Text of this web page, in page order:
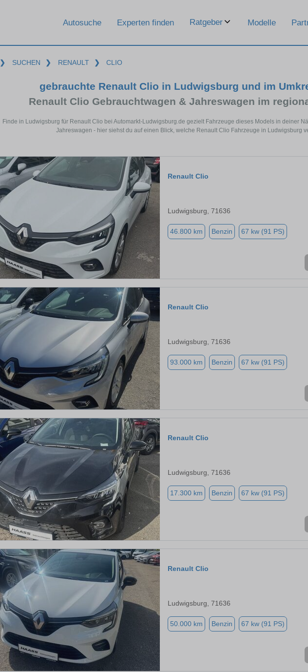
Autosuche Experten finden Ratgeber Modelle
❯ SUCHEN ❯ RENAULT ❯ CLIO
gebrauchte Renault Clio in Ludwigsburg und im
Renault Clio Gebrauchtwagen & Jahreswagen im
Finde in Ludwigsburg für Renault Clio bei Automarkt-Ludwigsburg.de gezielt Fahrzeuge dieses Models in deiner
Jahreswagen - hier siehst du auf einen Blick, welche Renault Clio Fahrzeuge in Ludwigsburg
Renault Clio
Ludwigsburg, 71636
46.800 km Benzin 67 kw (91 PS)
Renault Clio
Ludwigsburg, 71636
93.000 km Benzin 67 kw (91 PS)
Renault Clio
Ludwigsburg, 71636
17.300 km Benzin 67 kw (91 PS)
Renault Clio
Ludwigsburg, 71636
50.000 km Benzin 67 kw (91 PS)